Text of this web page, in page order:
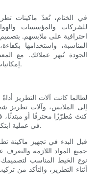
في الختام، تُعدّ ماكينات
للشركات والمؤسسات
احترافية على ملابسهم. بتصميم
المناسبة، واستخدامها
الجودة تُبهر عملائك. مع
إمكانيات تطريز شعارات التيشيرتات لا حصر لها.
لطالما كانت آلات التطريز
إلى الملابس، وآلات تطريز
كنتَ مُطرّزًا محترفًا أو مبتدئًا،
في عملية ابتكار تصاميم فريدة وملفتة للنظر لقمصانك.
قبل البدء في تجهيز ماكينة
جميع المواد اللازمة والتعرف
نوع الخيط المناسب
أثناء التطريز، والتأكد من